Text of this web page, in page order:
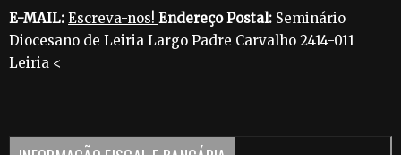
E-MAIL: Escreva-nos! Endereço Postal: Seminário
Diocesano de Leiria Largo Padre Carvalho 2414-011
Leiria <